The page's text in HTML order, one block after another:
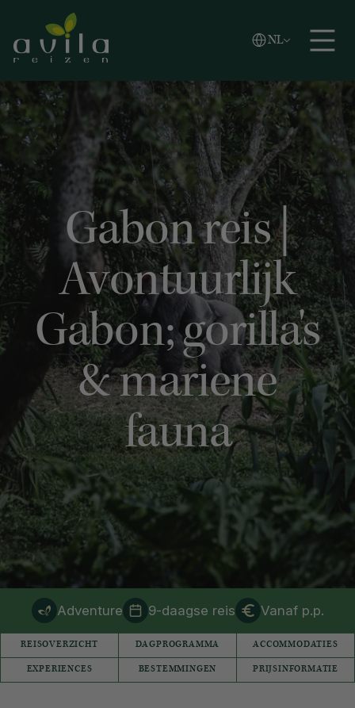
Zoeken
NL
Vlaams
English
Gabon reis |
Avontuurlijk
Gabon; gorilla's
& mariene
fauna
Adventure 9-daagse reis Vanaf p.p.
REISOVERZICHT DAGPROGRAMMA ACCOMMODATIES
EXPERIENCES BESTEMMINGEN PRIJSINFORMATIE